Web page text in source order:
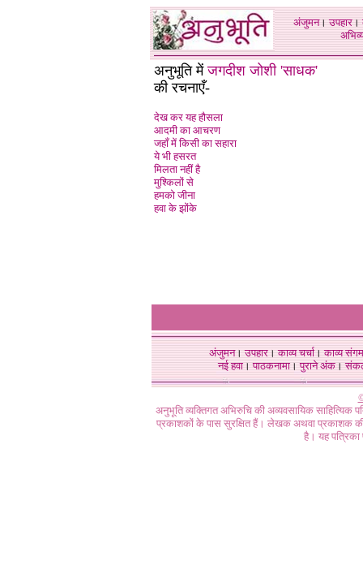
अंजुमन।उपहार।
अनुभूति मेंजगदीश जोशी 'साधक'
की रचनाएँ-
देख कर यह हौसला
आदमी का आचरण
जहाँ में किसी का सहारा
ये भी हसरत
मिलता नहीं है
मुश्किलों से
हमको जीना
हवा के झोंके
अंजुमन।उपहार।काव्य चर्चा।काव्य संगम
नई हवा। पाठकनामा। पुराने अंक।
अनुभूति व्यक्तिगत अभिरुचि की अव्यवसायिक
प्रकाशकों के पास सुरक्षित हैं। लेखक अथवा प्रकाशक की
है। यह पत्रिका